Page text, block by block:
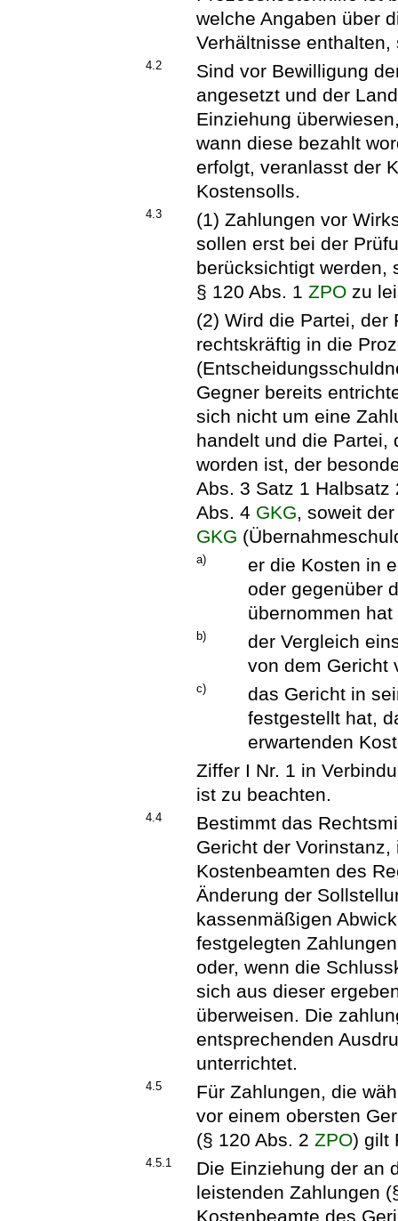
welche Angaben über
Verhältnisse
4.2
Sind vor Bewilligung
angesetzt und der
Einziehung
wann diese bezahlt
erfolgt, veranlasst der
Kostensolls.
4.3
(1) Zahlungen vor
sollen erst bei der
berücksichtigt werden,
§ 120 Abs. 1ZPO zu
(2) Wird die Partei, der
rechtskräftig in die
Gegner bereits
sich nicht um eine
handelt und die Partei,
worden ist, der
Abs. 3 Satz 1
Abs. 4 GKG, soweit
GKG
a)
er die Kosten in
oder gegenüber
übernommen hat
b)
der Vergleich
von dem Gericht
c)
das Gericht in
festgestellt hat,
erwartenden
Ziffer I Nr. 1 in
ist zu beachten.
4.4
Bestimmt das
Gericht der
Kostenbeamten des
Änderung der
kassenmäßigen
festgelegten
oder, wenn die
sich aus dieser
überweisen. Die
entsprechenden
unterrichtet.
4.5
Für Zahlungen, die
vor einem obersten
(§ 120 Abs. 2ZPO) gilt
4.5.1
Die Einziehung der an
leistenden Zahlungen
Kostenbeamte des